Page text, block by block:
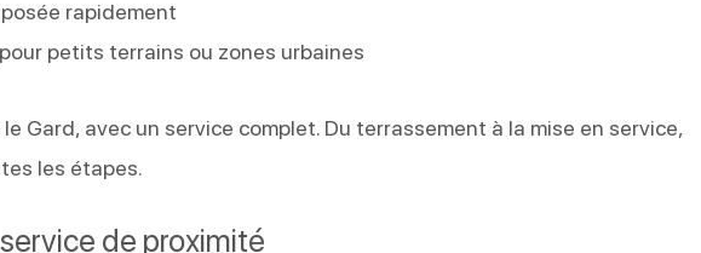
rapidement
petits terrains ou zones urbaines
Gard, avec un service complet. Du terrassement à la mise en service,
les étapes.
de proximité